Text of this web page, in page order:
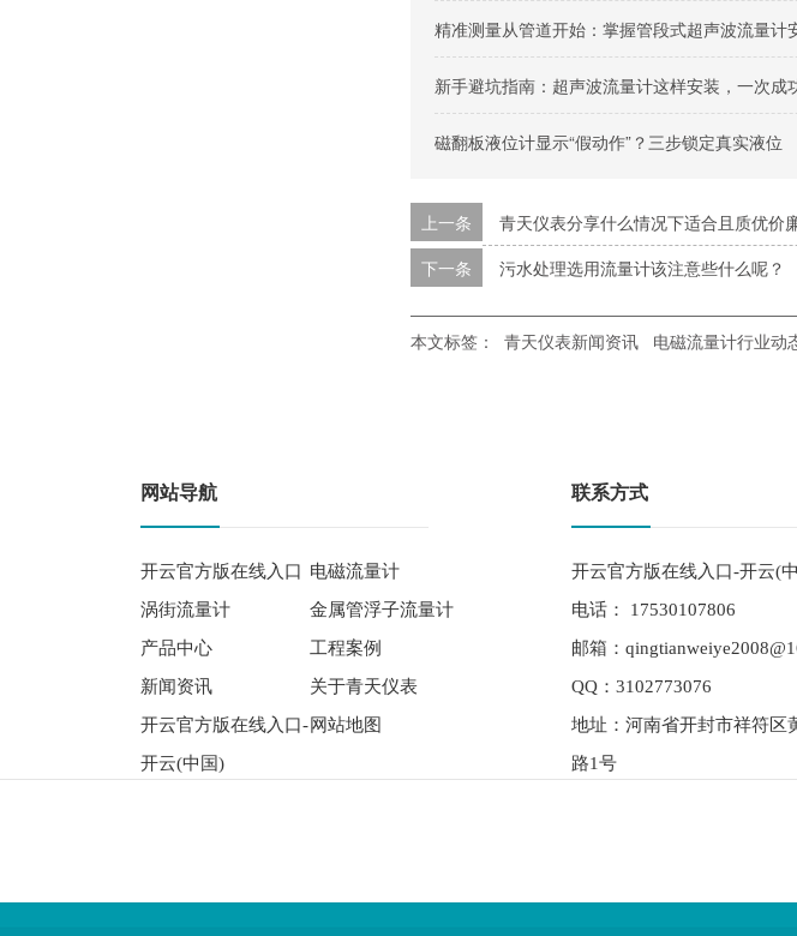
精准测量从管道开始：掌握管段式超声波流量计
新手避坑指南：超声波流量计这样安装，一次成
磁翻板液位计显示“假动作”？三步锁定真实液位
上一条
青天仪表分享什么情况下适合且质优价
下一条 污水处理选用流量计该注意些什么呢？
本文标签： 青天仪表新闻资讯 电磁流量计行业动
网站导航
开云官方版在线入口 电磁流量计
涡街流量计
金属管浮子流量计
产品中心
工程案例
新闻资讯
关于青天仪表
开云官方版在线入口-
开云(中国)
网站地图
联系方式
开云官方版在线入口-开云(
电话： 17530107806
邮箱：
QQ：3102773076
地址：河南省开封市祥符区
路1号